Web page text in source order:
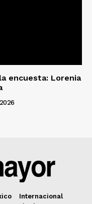
encuesta: Lorenia
Internacional